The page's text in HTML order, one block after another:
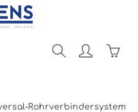
Rohrverbindersystem